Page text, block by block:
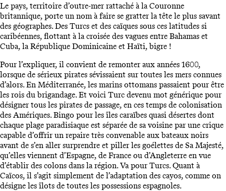
Le pays, territoire d’outre-mer rattaché à la Couronne
britannique, porte un nom à faire se gratter la tête le plus savant
des géographes. Des Turcs et des caïques sous ces latitudes si
caribéennes, flottant à la croisée des vagues entre Bahamas et
Cuba, la République Dominicaine et Haïti, bigre !
Pour l’expliquer, il convient de remonter aux années 1600,
lorsque de sérieux pirates sévissaient sur toutes les mers connues
d’alors. En Méditerranée, les marins ottomans passaient pour être
les rois du brigandage. Et voici Turc devenu mot générique pour
désigner tous les pirates de passage, en ces temps de colonisation
des Amériques. Bingo pour les îles caraïbes quasi désertes dont
chaque plage paradisiaque est séparée de sa voisine par une crique
capable d’offrir un repaire très convenable aux bateaux noirs
avant de s’en aller surprendre et piller les goélettes de Sa Majesté,
qu’elles viennent d’Espagne, de France ou d’Angleterre en vue
d’établir des colons dans la région. Va pour Turcs. Quant à
Caïcos, il s’agit simplement de l’adaptation des cayos, comme on
désigne les îlots de toutes les possessions espagnoles.